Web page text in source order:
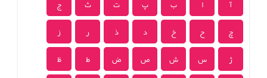
آ ا ب پ ت ث
ج
چ
ح خ د ذ ر
ز
ژ
س ش ص ض ط
ظ